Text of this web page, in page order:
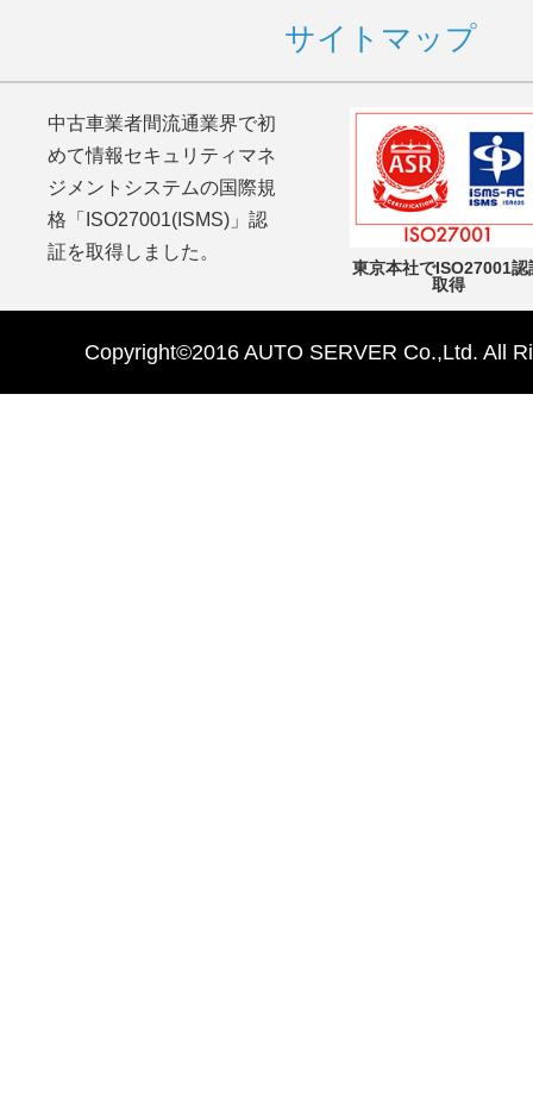
サイトマップ
東京本社でISO27001認
取得
中古車業者間流通業界で初
めて情報セキュリティマネ
ジメントシステムの国際規
格「ISO27001(ISMS)」認
証を取得しました。
Copyright©2016 AUTO SERVER Co.,Ltd. All